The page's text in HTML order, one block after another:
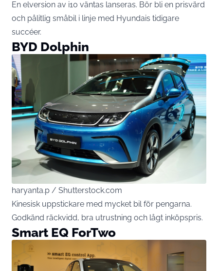
En elversion av i10 väntas lanseras. Bör bli en prisvärd
och pålitlig småbil i linje med Hyundais tidigare
succéer.
BYD Dolphin
haryanta.p / Shutterstock.com
Kinesisk uppstickare med mycket bil för pengarna.
Godkänd räckvidd, bra utrustning och lågt inköpspris.
Smart EQ ForTwo